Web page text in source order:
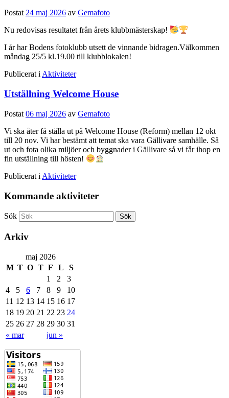
Postat 24 maj 2026 av Gemafoto
Nu redovisas resultatet från årets klubbmästerskap!
I år har Bodens fotoklubb utsett de vinnande bidragen.Välkommen
måndag 25/5 kl.19.00 till klubblokalen!
Publicerat i Aktiviteter
Utställning Welcome House
Postat 06 maj 2026 av Gemafoto
Vi ska åter få ställa ut på Welcome House (Reform) mellan 12 okt
till 20 nov. Vi har bestämt att temat ska vara Gällivare samhälle. Så
ut och fota olika miljöer och byggnader i Gällivare så vi får ihop en
fin utställning till hösten!
Publicerat i Aktiviteter
Kommande aktiviteter
Sök
Arkiv
maj 2026
M T O T F L S
« mar jun »
1 2
3
4
5 6 7 8 9
10
11 12 13 14 15 16 17
18 19 20 21 22 23 24
25 26 27 28 29 30 31